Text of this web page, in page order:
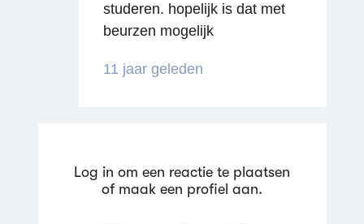
Reageren
studeren. hopelijk is dat met
beurzen mogelijk
11 jaar geleden
Log in om een reactie te plaatsen
of maak een profiel aan.